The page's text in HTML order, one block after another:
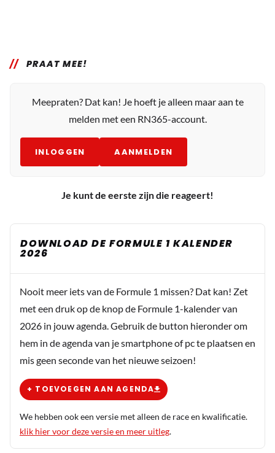
PRAAT MEE!
Meepraten? Dat kan! Je hoeft je alleen maar aan te
melden met een RN365-account.
INLOGGEN AANMELDEN
Je kunt de eerste zijn die reageert!
DOWNLOAD DE FORMULE 1 KALENDER
2026
Nooit meer iets van de Formule 1 missen? Dat kan! Zet
met een druk op de knop de Formule 1-kalender van
2026 in jouw agenda. Gebruik de button hieronder om
hem in de agenda van je smartphone of pc te plaatsen en
mis geen seconde van het nieuwe seizoen!
+ TOEVOEGEN AAN AGENDA
We hebben ook een versie met alleen de race en kwalificatie.
klik hier voor deze versie en meer uitleg.